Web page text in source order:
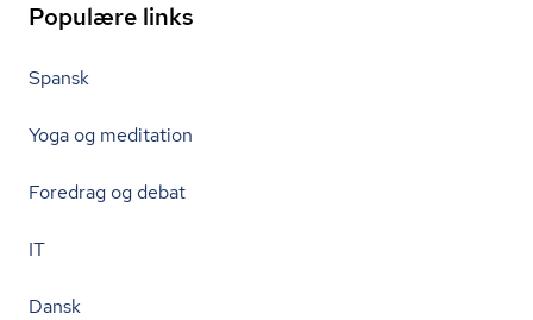
Populære links
Spansk
Yoga og meditation
Foredrag og debat
IT
Dansk